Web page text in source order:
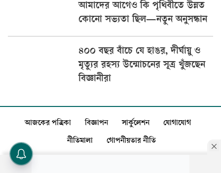
আমাদের আগেও কি পৃথিবীতে উন্নত
কোনো সভ্যতা ছিল—নতুন অনুসন্ধান
৪০০ বছর বাঁচে যে হাঙর, দীর্ঘায়ু ও
মৃত্যুর রহস্য উন্মোচনের সূত্র খুঁজছেন
বিজ্ঞানীরা
আজকের পত্রিকা বিজ্ঞাপন সার্কুলেশন যোগাযোগ
নীতিমালা গোপনীয়তার নীতি